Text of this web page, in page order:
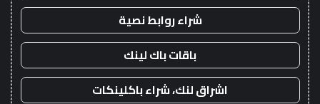
شراء روابط نصية
باقات باك لينك
اشراق لنك، شراء باكلينكات